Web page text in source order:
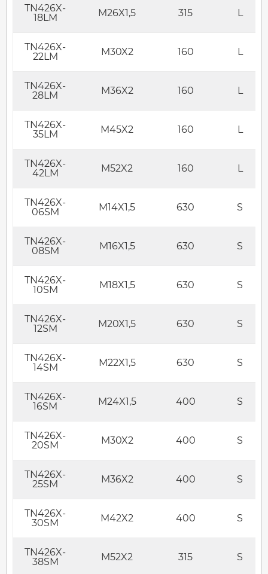
TN426X-
18LM
M26X1,5 315 L
TN426X-
22LM
M30X2 160 L
TN426X-
28LM
M36X2 160 L
TN426X-
35LM
M45X2 160 L
TN426X-
42LM
M52X2 160 L
TN426X-
06SM
M14X1,5 630 S
TN426X-
08SM
M16X1,5 630 S
TN426X-
10SM
M18X1,5 630 S
TN426X-
12SM
M20X1,5 630 S
TN426X-
14SM
M22X1,5 630 S
TN426X-
16SM
M24X1,5 400 S
TN426X-
20SM
M30X2 400 S
TN426X-
25SM
M36X2 400 S
TN426X-
30SM
M42X2 400 S
TN426X-
38SM
M52X2 315 S